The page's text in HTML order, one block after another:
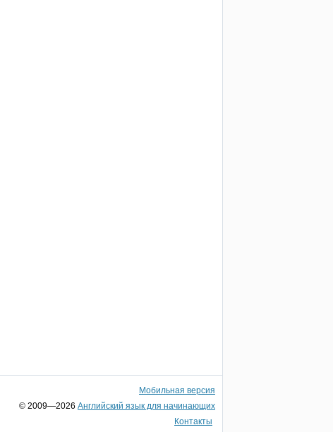
Мобильная версия
© 2009—2026 Английский язык для начинающих
Контакты